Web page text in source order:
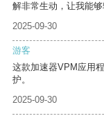
解非常生动，让我能够
2025-09-30
游客
这款加速器VPM应用
护。
2025-09-30